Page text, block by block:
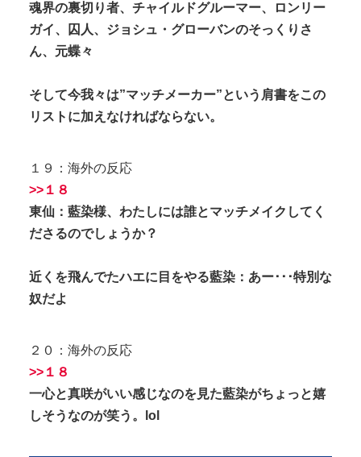
魂界の裏切り者、チャイルドグルーマー、ロンリー
ガイ、囚人、ジョシュ・グローバンのそっくりさ
ん、元蝶々
そして今我々は”マッチメーカー”という肩書をこの
リストに加えなければならない。
１９：海外の反応
>>１８
東仙：藍染様、わたしには誰とマッチメイクしてく
ださるのでしょうか？
近くを飛んでたハエに目をやる藍染：あー･･･特別な
奴だよ
２０：海外の反応
>>１８
一心と真咲がいい感じなのを見た藍染がちょっと嬉
しそうなのが笑う。lol